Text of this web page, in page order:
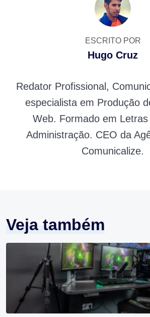
ESCRITO POR
Hugo Cruz
Redator Profissional,
especialista em Produção
Web. Formado em
Administração. CEO da
Comunicalize.
Veja também